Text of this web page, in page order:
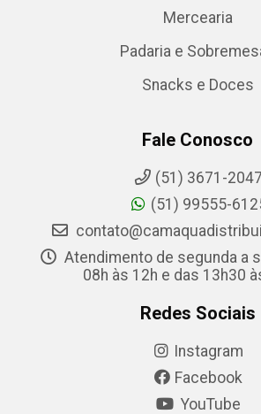
Mercearia
Padaria e
Snacks e Doces
Fale Conosco
(51) 3671-2047
(51) 99555-
Atendimento de segunda a
08h às 12h e das 13h30
Redes Sociais
Instagram
Facebook
YouTube